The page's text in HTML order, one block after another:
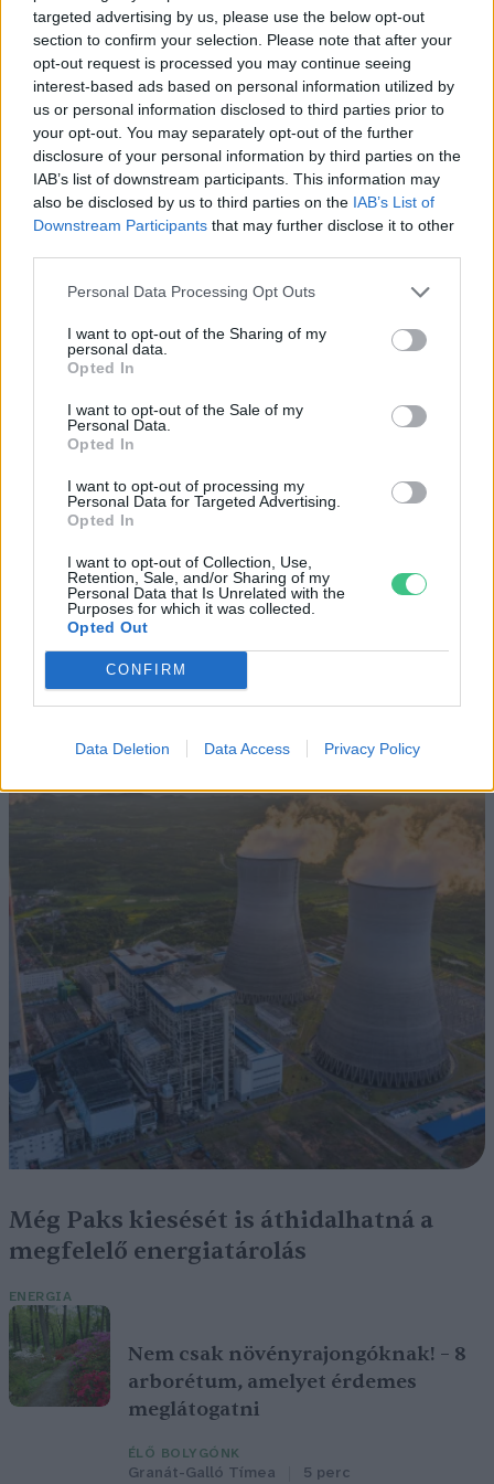
targeted advertising by us, please use the below opt-out
section to confirm your selection. Please note that after your
opt-out request is processed you may continue seeing
interest-based ads based on personal information utilized by
us or personal information disclosed to third parties prior to
your opt-out. You may separately opt-out of the further
disclosure of your personal information by third parties on the
IAB’s list of downstream participants. This information may
also be disclosed by us to third parties on the IAB’s List of
Downstream Participants that may further disclose it to other
Personal Data Processing Opt Outs
I want to opt-out of the Sharing of my
personal data.
Opted In
I want to opt-out of the Sale of my
Personal Data.
Opted In
I want to opt-out of processing my
Personal Data for Targeted Advertising.
Opted In
I want to opt-out of Collection, Use,
Retention, Sale, and/or Sharing of my
Personal Data that Is Unrelated with the
Purposes for which it was collected.
Opted Out
CONFIRM
Data Deletion Data Access Privacy Policy
Négy éven belül valósággá válhatnak az
elektromos repülőjáratok Európában
Történelmi aszály sújtja Nagy-
Elképesztő felvétel mutatja meg,
mekkora a különbség az áradó és a
kiszáradó Duna között
ÉLŐ BOLYGÓNK
Még Paks kiesését is áthidalhatná a
megfelelő energiatárolás
ENERGIA
Nem csak növényrajongóknak! – 8
arborétum, amelyet érdemes
meglátogatni
ÉLŐ BOLYGÓNK
Granát-Galló Tímea 5 perc